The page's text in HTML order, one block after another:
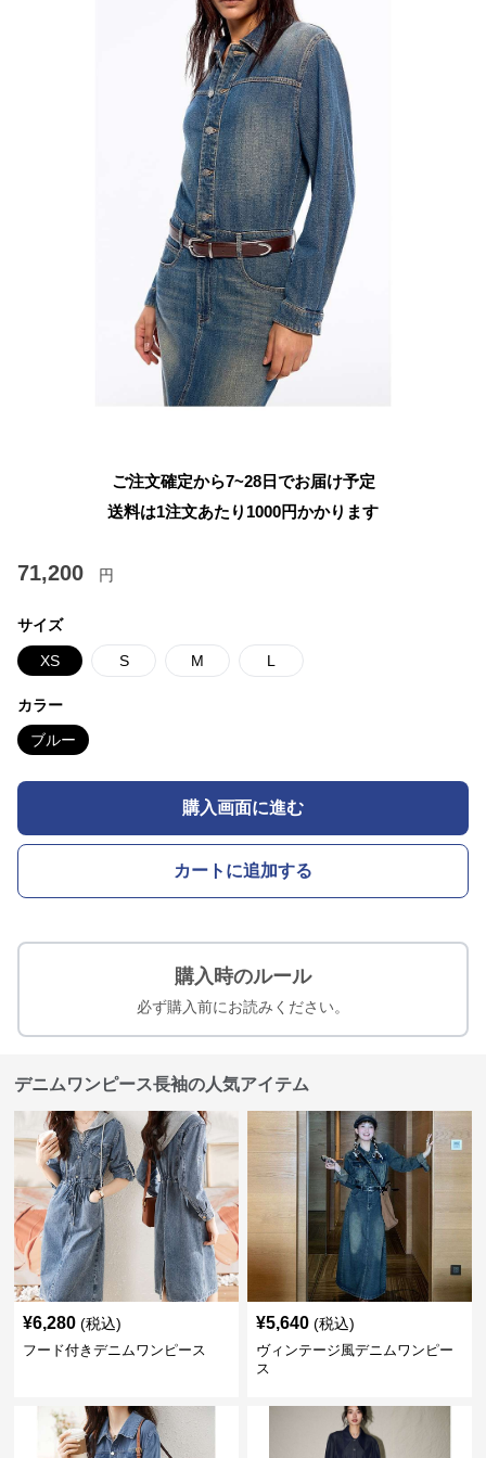
ご注文確定から7~28日でお届け予定
送料は1注文あたり 1000円かかります
71,200 円
サイズ
XS S M L
カラー
ブルー
購入画面に進む
カートに追加する
購入時のルール
必ず購入前にお読みください。
デニムワンピース長袖の人気アイテム
¥6,280 (税込)
フード付きデニムワンピース
¥5,640 (税込)
ヴィンテージ風デニムワンピー
ス